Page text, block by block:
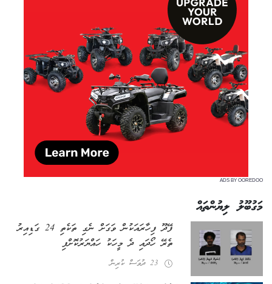
ADS BY OOREDOO
މަގުބޫލު ލިޔުންތައް
ފޭދޫ ފިހާރައަކުން ވަގަށް ނެގި ތަކެތި 24 ގަޑިއިރު
ތެރޭ ހޯދައި ދެ މީހަކު ހައްޔަރުކޮށްފި
23 ދުވަސް ކުރިން